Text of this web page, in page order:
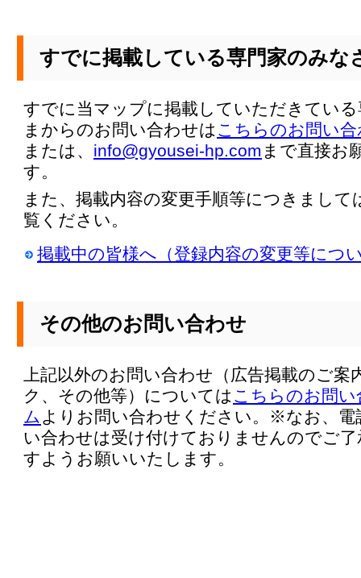
すでに掲載している専門家のみな
すでに当マップに掲載していただきてい
まからのお問い合わせはこちらのお問い
または、 info@gyousei-hp.com まで直接お
す。
また、掲載内容の変更手順等につきまして
覧ください。
掲載中の皆様へ（登録内容の変更等につ
その他のお問い合わせ
上記以外のお問い合わせ（広告掲載のご案
ク、その他等）についてはこちらのお問
ムよりお問い合わせください。※なお、電
い合わせは受け付けておりませんのでご
すようお願いいたします。